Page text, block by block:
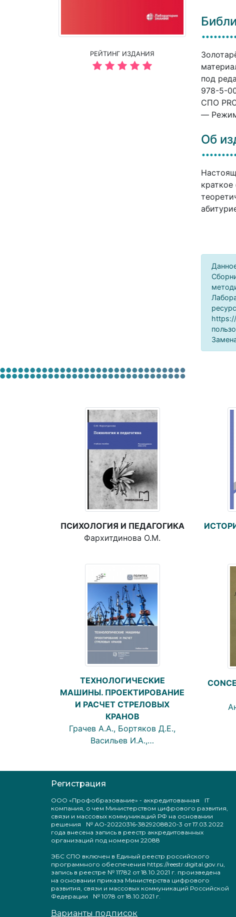
РЕЙТИНГ ИЗДАНИЯ
под
978-5-
СПО
— Режим
Об
ПСИХОЛОГИЯ И ПЕДАГОГИКА
Фархитдинова О.М.
ТЕХНОЛОГИЧЕСКИЕ
МАШИНЫ. ПРОЕКТИРОВАНИЕ
И РАСЧЕТ СТРЕЛОВЫХ
КРАНОВ
Грачев А.А., Бортяков Д.Е.,
Васильев И.А.,…
Регистрация
ООО «Профобразование» - аккредитованная IT
компания, о чем Министерством цифрового развития,
связи и массовых коммуникаций РФ на основании
решения № АО-20220316-3829208820-3 от 17.03.2022
года внесена запись в реестр аккредитованных
организаций под номером 22088
ЭБС СПО включен в Единый реестр российского
программного обеспечения https://reestr.digital.gov.ru,
запись в реестре № 11782 от 18.10.2021 г. произведена
на основании приказа Министерства цифрового
развития, связи и массовых коммуникаций Российской
Федерации № 1078 от 18.10.2021 г.
Варианты подписок